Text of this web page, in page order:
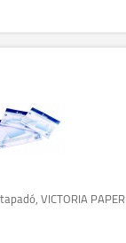
VICTORIA PAPER